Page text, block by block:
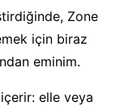
Zone
için biraz
eminim.
elle veya